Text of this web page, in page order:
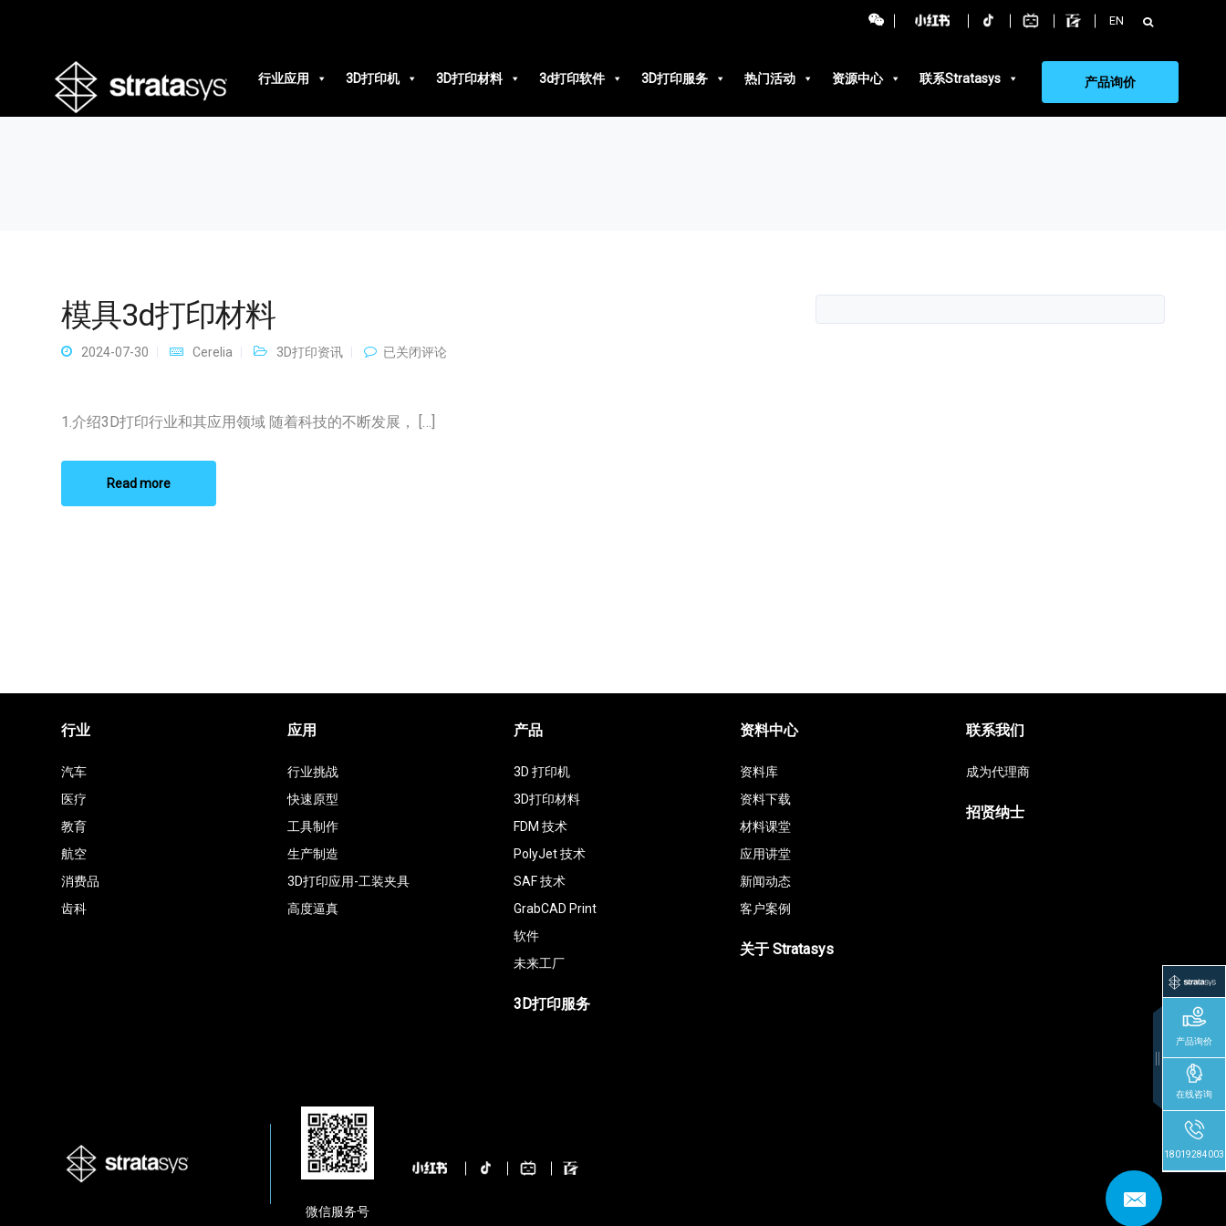
EN 搜
索：
行业应用
3D打印机 3D打印材料 3d打印软件 3D打印服务 热门活动 资源中心 联系Stratasys 产品询价
模具3d打印材料
2024-07-30 Cerelia 3D打印资讯
模
印
材
已关闭评论
1.介绍3D打印行业和其应用领域 随着科技的不断发展， […]
Read more
行业
汽车
医疗
教育
航空
消费品
齿科
应用
行业挑战
快速原型
工具制作
生产制造
3D打印应用-工装夹具
高度逼真
产品
3D 打印机
3D打印材料
FDM 技术
PolyJet 技术
SAF 技术
GrabCAD Print
软件
未来工厂
3D打印服务
资料中心
资料库
资料下载
材料课堂
应用讲堂
新闻动态
客户案例
关于 Stratasys
联系我们
成为代理商
招贤纳士
微信服务号
产品询价
在线咨询
18019284003